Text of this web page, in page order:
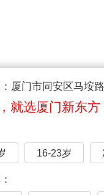
厦门市同安区马垵
就选厦门新东方
16-23岁